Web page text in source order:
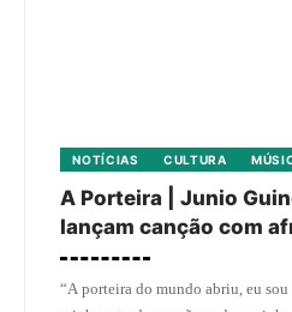
NOTÍCIAS CULTURA
A Porteira | Junio
lançam canção com
“A porteira do mundo abriu, eu sou